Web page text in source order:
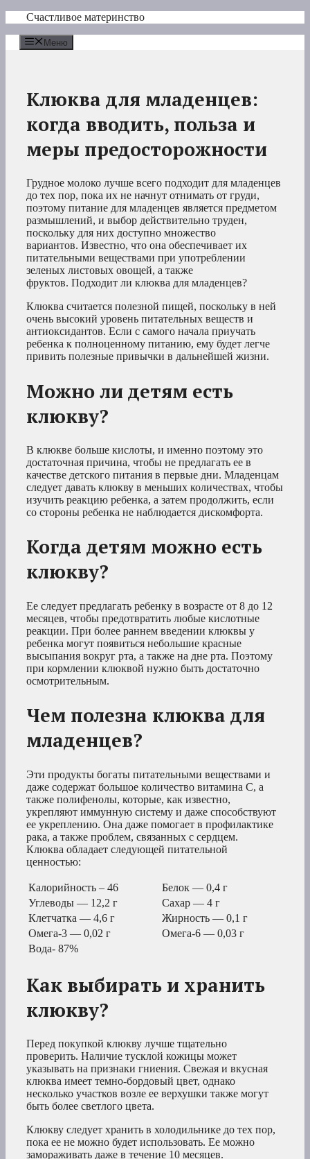
Перейти
содержимому
Счастливое материнство
Меню
Клюква для младенцев:
когда вводить, польза и
меры предосторожности
Грудное молоко лучше всего подходит для младенцев
до тех пор, пока их не начнут отнимать от груди,
поэтому питание для младенцев является предметом
размышлений, и выбор действительно труден,
поскольку для них доступно множество
вариантов. Известно, что она обеспечивает их
питательными веществами при употреблении
зеленых листовых овощей, а также
фруктов. Подходит ли клюква для младенцев?
Клюква считается полезной пищей, поскольку в ней
очень высокий уровень питательных веществ и
антиоксидантов. Если с самого начала приучать
ребенка к полноценному питанию, ему будет легче
привить полезные привычки в дальнейшей жизни.
Можно ли детям есть
клюкву?
В клюкве больше кислоты, и именно поэтому это
достаточная причина, чтобы не предлагать ее в
качестве детского питания в первые дни. Младенцам
следует давать клюкву в меньших количествах, чтобы
изучить реакцию ребенка, а затем продолжить, если
со стороны ребенка не наблюдается дискомфорта.
Когда детям можно есть
клюкву?
Ее следует предлагать ребенку в возрасте от 8 до 12
месяцев, чтобы предотвратить любые кислотные
реакции. При более раннем введении клюквы у
ребенка могут появиться небольшие красные
высыпания вокруг рта, а также на дне рта. Поэтому
при кормлении клюквой нужно быть достаточно
осмотрительным.
Чем полезна клюква для
младенцев?
Эти продукты богаты питательными веществами и
даже содержат большое количество витамина С, а
также полифенолы, которые, как известно,
укрепляют иммунную систему и даже способствуют
ее укреплению. Она даже помогает в профилактике
рака, а также проблем, связанных с сердцем.
Клюква обладает следующей питательной
ценностью:
Калорийность – 46
Белок — 0,4 г
Углеводы — 12,2 г
Сахар — 4 г
Клетчатка — 4,6 г
Жирность — 0,1 г
Омега-3 — 0,02 г
Омега-6 — 0,03 г
Вода- 87%
Как выбирать и хранить
клюкву?
Перед покупкой клюкву лучше тщательно
проверить. Наличие тусклой кожицы может
указывать на признаки гниения. Свежая и вкусная
клюква имеет темно-бордовый цвет, однако
несколько участков возле ее верхушки также могут
быть более светлого цвета.
Клюкву следует хранить в холодильнике до тех пор,
пока ее не можно будет использовать. Ее можно
замораживать даже в течение 10 месяцев.